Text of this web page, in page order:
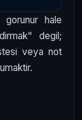
gorunur hale
degil;
veya not